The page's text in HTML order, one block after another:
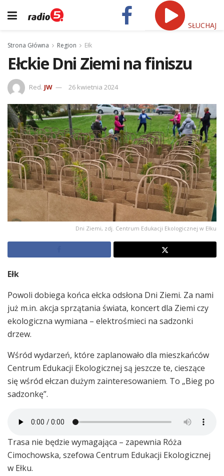
SŁUCHAJ
Strona Główna Region Ełk
Ełckie Dni Ziemi na finiszu
Red. JW 26 kwietnia 2024
Dni Ziemi, zdj. Centrum Edukacji Ekologicznej w Ełku
Ełk
Powoli dobiega końca ełcka odsłona Dni Ziemi. Za nami
już m.in. akcja sprzątania świata, koncert dla Ziemi czy
ekologiczna wymiana – elektrośmieci na sadzonki
drzew.
Wśród wydarzeń, które zaplanowało dla mieszkańców
Centrum Edukacji Ekologicznej są jeszcze te, cieszące
się wśród ełczan dużym zainteresowaniem. To „Bieg po
sadzonkę”.
Trasa nie będzie wymagająca – zapewnia Róża
Cimochowska, szefowa Centrum Edukacji Ekologicznej
w Ełku.